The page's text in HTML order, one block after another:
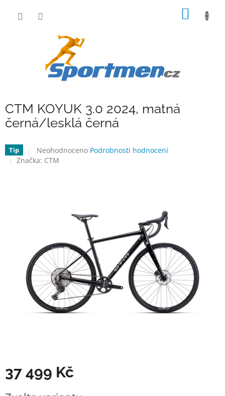
CTM KOYUK 3.0 2024, matná
černá/lesklá černá
Tip
Průměrné
hodnocení
hvězdiček.
Neohodnoceno Podrobnosti hodnocení
Značka: CTM
37 499 Kč